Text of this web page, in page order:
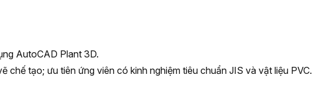
AutoCAD Plant 3D.
chế tạo; ưu tiên ứng viên có kinh nghiệm tiêu chuẩn JIS và vật liệu PVC.